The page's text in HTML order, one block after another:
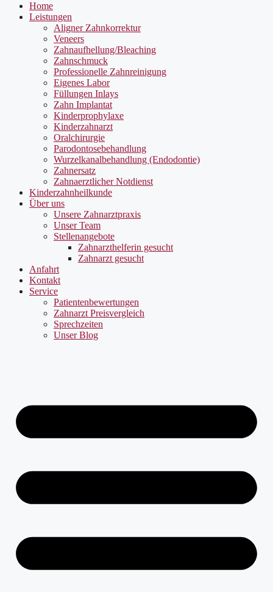
Home
Leistungen
Aligner Zahnkorrektur
Veneers
Zahnaufhellung/Bleaching
Zahnschmuck
Professionelle Zahnreinigung
Eigenes Labor
Füllungen Inlays
Zahn Implantat
Kinderprophylaxe
Kinderzahnarzt
Oralchirurgie
Parodontosebehandlung
Wurzelkanalbehandlung (Endodontie)
Zahnersatz
Zahnaerztlicher Notdienst
Kinderzahnheilkunde
Über uns
Unsere Zahnarztpraxis
Unser Team
Stellenangebote
Zahnarzthelferin gesucht
Zahnarzt gesucht
Anfahrt
Kontakt
Service
Patientenbewertungen
Zahnarzt Preisvergleich
Sprechzeiten
Unser Blog